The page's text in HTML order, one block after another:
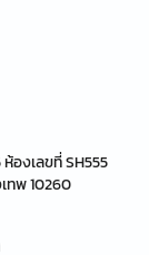
องเลขที่ SH555
ทพ 10260